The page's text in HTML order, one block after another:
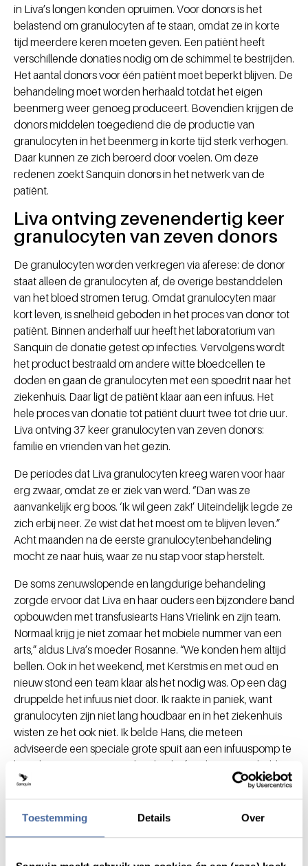
Toestemming Details Over
in Liva’s longen konden opruimen. Voor donors is het
belastend om granulocyten af te staan, omdat ze in korte
tijd meerdere keren moeten geven. Een patiënt heeft
verschillende donaties nodig om de schimmel te bestrijden.
Het aantal donors voor één patiënt moet beperkt blijven. De
behandeling moet worden herhaald totdat het eigen
beenmerg weer genoeg produceert. Bovendien krijgen de
donors middelen toegediend die de productie van
granulocyten in het beenmerg in korte tijd sterk verhogen.
Daar kunnen ze zich beroerd door voelen. Om deze
redenen zoekt Sanquin donors in het netwerk van de
patiënt.
Liva ontving zevenendertig keer
granulocyten van zeven donors
De granulocyten worden verkregen via aferese: de donor
staat alleen de granulocyten af, de overige bestanddelen
van het bloed stromen terug. Omdat granulocyten maar
kort leven, is snelheid geboden in het proces van donor tot
patiënt. Binnen anderhalf uur heeft het laboratorium van
Sanquin de donatie getest op infecties. Vervolgens wordt
het product bestraald om andere witte bloedcellen te
doden en gaan de granulocyten met een spoedrit naar het
ziekenhuis. Daar ligt de patiënt klaar aan een infuus. Het
hele proces van donatie tot patiënt duurt twee tot drie uur.
Liva ontving 37 keer granulocyten van zeven donors:
familie en vrienden van het gezin.
De periodes dat Liva granulocyten kreeg waren voor haar
erg zwaar, omdat ze er ziek van werd. “Dan was ze
aanvankelijk erg boos. ‘Ik wil geen zak!’ Uiteindelijk legde ze
zich erbij neer. Ze wist dat het moest om te blijven leven.”
Acht maanden na de eerste granulocytenbehandeling
mocht ze naar huis, waar ze nu stap voor stap herstelt.
De soms zenuwslopende en langdurige behandeling
zorgde ervoor dat Liva en haar ouders een bijzondere band
opbouwden met transfusiearts Hans Vrielink en zijn team.
Normaal krijg je niet zomaar het mobiele nummer van een
arts,” aldus Liva’s moeder Rosanne. “We konden hem altijd
bellen. Ook in het weekend, met Kerstmis en met oud en
nieuw stond een team klaar als het nodig was. Op een dag
druppelde het infuus niet door. Ik raakte in paniek, want
granulocyten zijn niet lang houdbaar en in het ziekenhuis
wisten ze het ook niet. Ik belde Hans, die meteen
adviseerde een speciale grote spuit aan een infuuspomp te
laten bevestigen. Het voelt echt alsof we het samen hebben
gedaan.” “Dat klopt,” zegt Hans Vrielink. “De behandeling
van Liva heeft een grote impact gehad op ons hele team.”
Toen haar moeder een foto stuurde van Liva op het strand,